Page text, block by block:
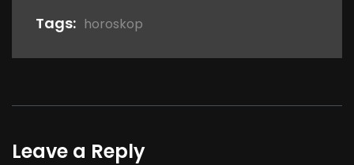
Tags: horoskop
Leave a Reply